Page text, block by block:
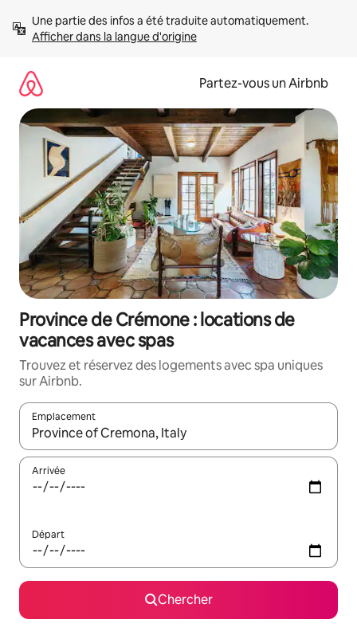
directement
Afficher dans la langue d'origine
Partez-vous un Airbnb
Province de Crémone : locations de
vacances avec spas
Trouvez et réservez des logements avec spa uniques
sur Airbnb.
Emplacement
Quand les résultats sont affichés, parcourez-les en utilisant
Arrivée
Départ
Chercher